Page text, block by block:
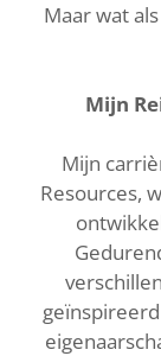
Maar wat
Mijn
Mijn
Resources,